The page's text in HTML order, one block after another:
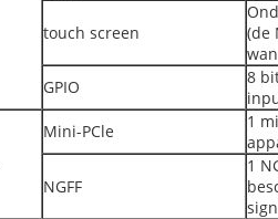
touch screen
(de
GPIO
8
Mini-PCle
1
NGFF
1